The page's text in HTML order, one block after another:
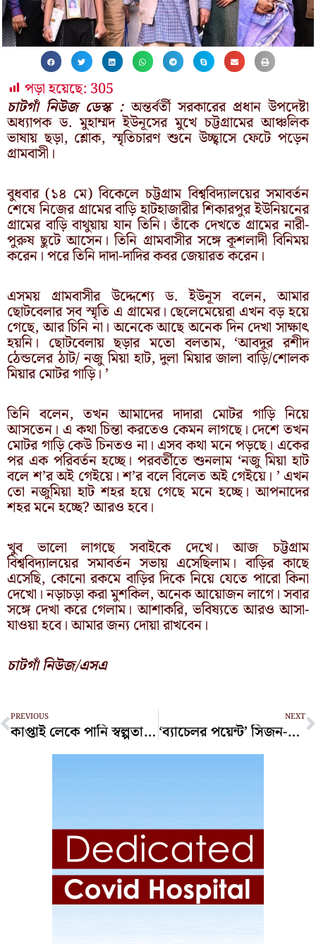
পড়া হয়েছে: 305
চাটগাঁ নিউজ ডেস্ক :অন্তর্বর্তী সরকারের প্রধান উপদেষ্টা
অধ্যাপক ড. মুহাম্মদ ইউনূসের মুখে চট্টগ্রামের আঞ্চলিক
ভাষায় ছড়া, শ্লোক, স্মৃতিচারণ শুনে উচ্ছ্বাসে ফেটে পড়েন
গ্রামবাসী।
বুধবার (১৪ মে) বিকেলে চট্টগ্রাম বিশ্ববিদ্যালয়ের সমাবর্তন
শেষে নিজের গ্রামের বাড়ি হাটহাজারীর শিকারপুর ইউনিয়নের
গ্রামের বাড়ি বাথুয়ায় যান তিনি। তাঁকে দেখতে গ্রামের নারী-
পুরুষ ছুটে আসেন। তিনি গ্রামবাসীর সঙ্গে কূশলাদী বিনিময়
করেন। পরে তিনি দাদা-দাদির কবর জেয়ারত করেন।
এসময় গ্রামবাসীর উদ্দেশ্যে ড. ইউনূস বলেন, আমার
ছোটবেলার সব স্মৃতি এ গ্রামের। ছেলেমেয়েরা এখন বড় হয়ে
গেছে, আর চিনি না। অনেকে আছে অনেক দিন দেখা সাক্ষাৎ
হয়নি। ছোটবেলায় ছড়ার মতো বলতাম, ‘আবদুর রশীদ
ঠেন্ডলের ঠাট/ নজু মিয়া হাট, দুলা মিয়ার জালা বাড়ি/শোলক
মিয়ার মোটর গাড়ি। ’
তিনি বলেন, তখন আমাদের দাদারা মোটর গাড়ি নিয়ে
আসতেন। এ কথা চিন্তা করতেও কেমন লাগছে। দেশে তখন
মোটর গাড়ি কেউ চিনতও না। এসব কথা মনে পড়ছে। একের
পর এক পরিবর্তন হচ্ছে। পরবর্তীতে শুনলাম ‘নজু মিয়া হাট
বলে শ’র অই গেইয়ে। শ’র বলে বিলেত অই গেইয়ে। ’ এখন
তো নজুমিয়া হাট শহর হয়ে গেছে মনে হচ্ছে। আপনাদের
শহর মনে হচ্ছে? আরও হবে।
খুব ভালো লাগছে সবাইকে দেখে। আজ চট্টগ্রাম
বিশ্ববিদ্যালয়ের সমাবর্তন সভায় এসেছিলাম। বাড়ির কাছে
এসেছি, কোনো রকমে বাড়ির দিকে নিয়ে যেতে পারো কিনা
দেখো। নড়াচড়া করা মুশকিল, অনেক আয়োজন লাগে। সবার
সঙ্গে দেখা করে গেলাম। আশাকরি, ভবিষ্যতে আরও আসা-
যাওয়া হবে। আমার জন্য দোয়া রাখবেন।
চাটগাঁ নিউজ/এসএ
Prev
PREVIOUS
কাপ্তাই লেকে পানি স্বল্পতায় বিদ্যুৎ উৎপাদন কমেছে
NEXT
‘ব্যাচেলর পয়েন্ট’ সিজন-৫-এর ফার্স্ট লুক প্রকাশ